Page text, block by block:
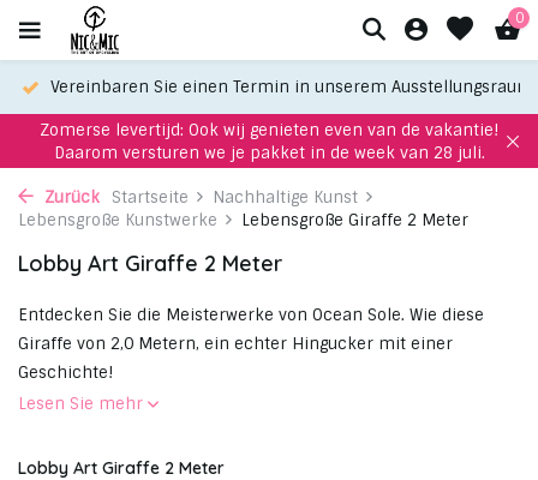
0
Vereinbaren Sie einen Termin in unserem Ausstellungsraum
Zomerse levertijd: Ook wij genieten even van de vakantie!
Daarom versturen we je pakket in de week van 28 juli.
Zurück Startseite
Nachhaltige Kunst
Lebensgroße Kunstwerke
Lebensgroße Giraffe 2 Meter
Lobby Art Giraffe 2 Meter
Entdecken Sie die Meisterwerke von Ocean Sole. Wie diese
Giraffe von 2,0 Metern, ein echter Hingucker mit einer
Geschichte!
Lesen Sie mehr
Lobby Art Giraffe 2 Meter